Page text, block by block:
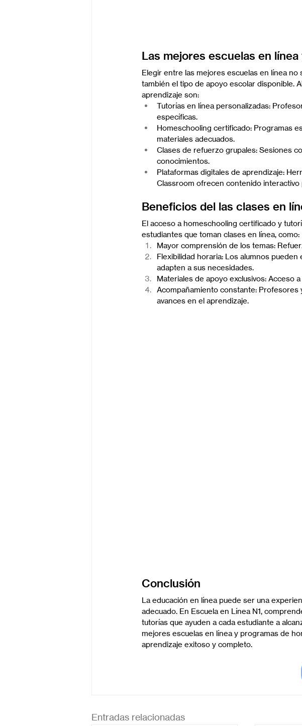
Las mejores escuelas en
Elegir entre las mejores escuelas en línea
también el tipo de apoyo escolar disponible.
aprendizaje son:
Tutorías en línea personalizadas:
específicas.
Homeschooling certificado: Programas
materiales adecuados.
Clases de refuerzo grupales: Sesiones
conocimientos.
Plataformas digitales de aprendizaje:
Classroom ofrecen contenido interactivo
Beneficios del las clases en
El acceso a homeschooling certificado y
estudiantes que toman clases en línea, como:
Mayor comprensión de los temas:
Flexibilidad horaria: Los alumnos
adapten a sus necesidades.
Materiales de apoyo exclusivos: Acceso
Acompañamiento constante:
avances en el aprendizaje.
Conclusión
La educación en línea puede ser una
adecuado. En Escuela en Línea N1,
tutorías que ayuden a cada estudiante a
mejores escuelas en línea y programas de
aprendizaje exitoso y completo.
Entradas relacionadas